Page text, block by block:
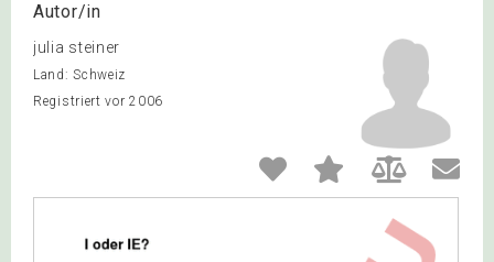
Autor/in
julia steiner
Land: Schweiz
Registriert vor 2006